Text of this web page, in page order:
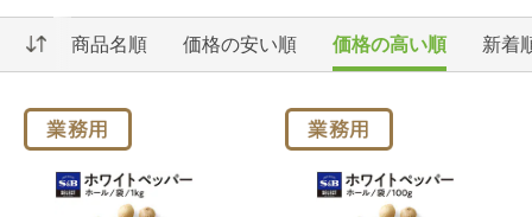
商品名順 価格の安い順 価格の高い順 新着